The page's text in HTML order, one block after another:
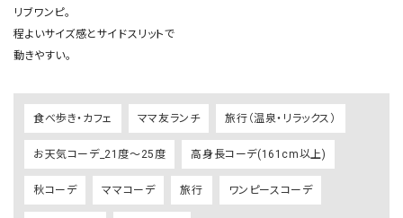
リブワンピ。
程よいサイズ感とサイドスリットで
動きやすい。
食べ歩き・カフェ ママ友ランチ 旅行（温泉・リラックス）
お天気コーデ_21度～25度 高身長コーデ(161cm以上)
秋コーデ ママコーデ 旅行 ワンピースコーデ